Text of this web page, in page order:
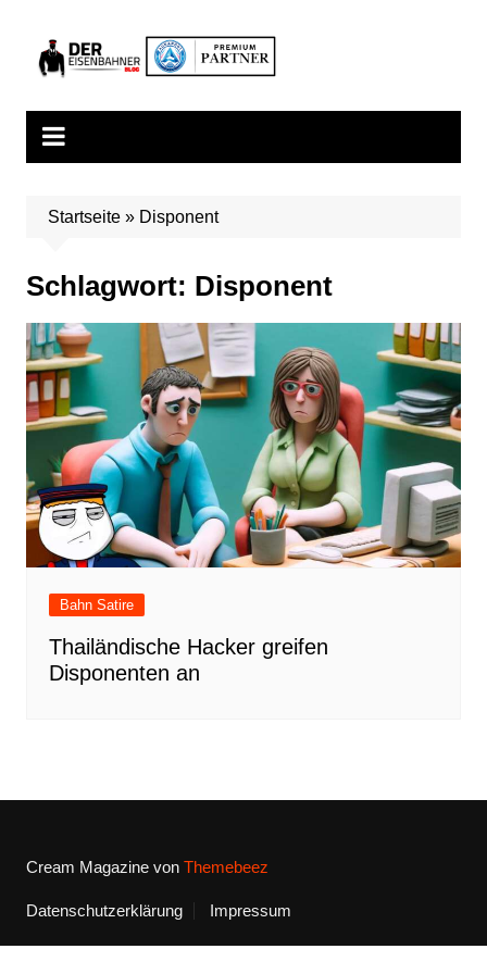
springen
Startseite» Disponent
Schlagwort: Disponent
Bahn Satire
Thailändische Hacker greifen
Disponenten an
Cream Magazine von Themebeez
Datenschutzerklärung Impressum